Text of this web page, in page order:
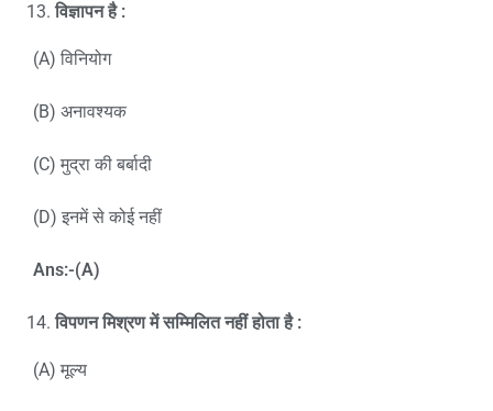
विज्ञापन है :
(A) विनियोग
(B) अनावश्यक
(C) मुद्रा की बर्बादी
(D) इनमें से कोई नहीं
Ans:-(A)
विपणन मिश्रण में सम्मिलित नहीं होता है :
(A) मूल्य